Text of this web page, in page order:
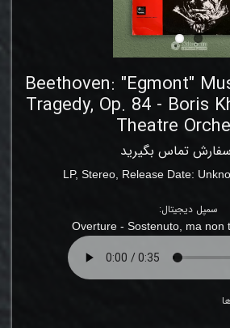
Beethoven: "Egmont"
Tragedy, Op. 84 - Boris
Theatre
تماس بگیرید
LP, Stereo, Release Date:
سمپل دیجیتال:
Overture - Sostenuto, ma non